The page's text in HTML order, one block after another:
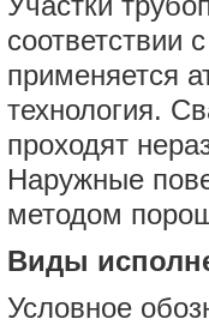
соответствии
применяется
технология.
проходят
Наружные
методом
Виды
Условное